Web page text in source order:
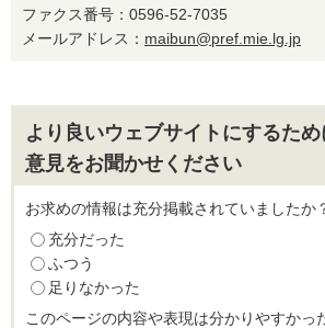
ファクス番号：0596-52-7035
メールアドレス： maibun@pref.mie.lg.jp
より良いウェブサイトにするた
意見をお聞かせください
お求めの情報は充分掲載されていましたか
充分だった
ふつう
足りなかった
このページの内容や表現は分かりやすかっ